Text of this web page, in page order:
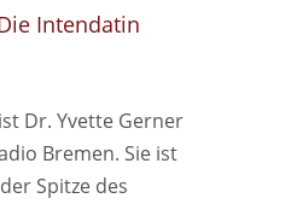
Intendatin
Dr. Yvette Gerner
Bremen. Sie ist
Spitze des